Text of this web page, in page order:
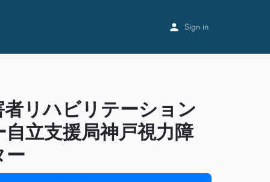
Sign in
国立障害者リハビリテーションセンター自立支援局神戸視力障害センター
者リハビリテーション
立支援局神戸視力障
ー